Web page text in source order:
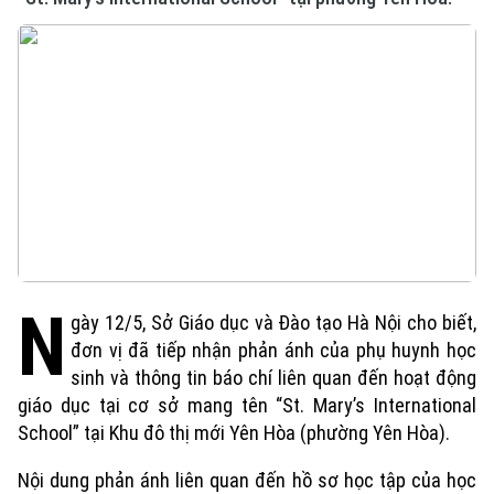
N gày 12/5, Sở Giáo dục và Đào tạo Hà Nội cho biết,
đơn vị đã tiếp nhận phản ánh của phụ huynh học
sinh và thông tin báo chí liên quan đến hoạt động
giáo dục tại cơ sở mang tên “St. Mary’s International
School” tại Khu đô thị mới Yên Hòa (phường Yên Hòa).
Nội dung phản ánh liên quan đến hồ sơ học tập của học